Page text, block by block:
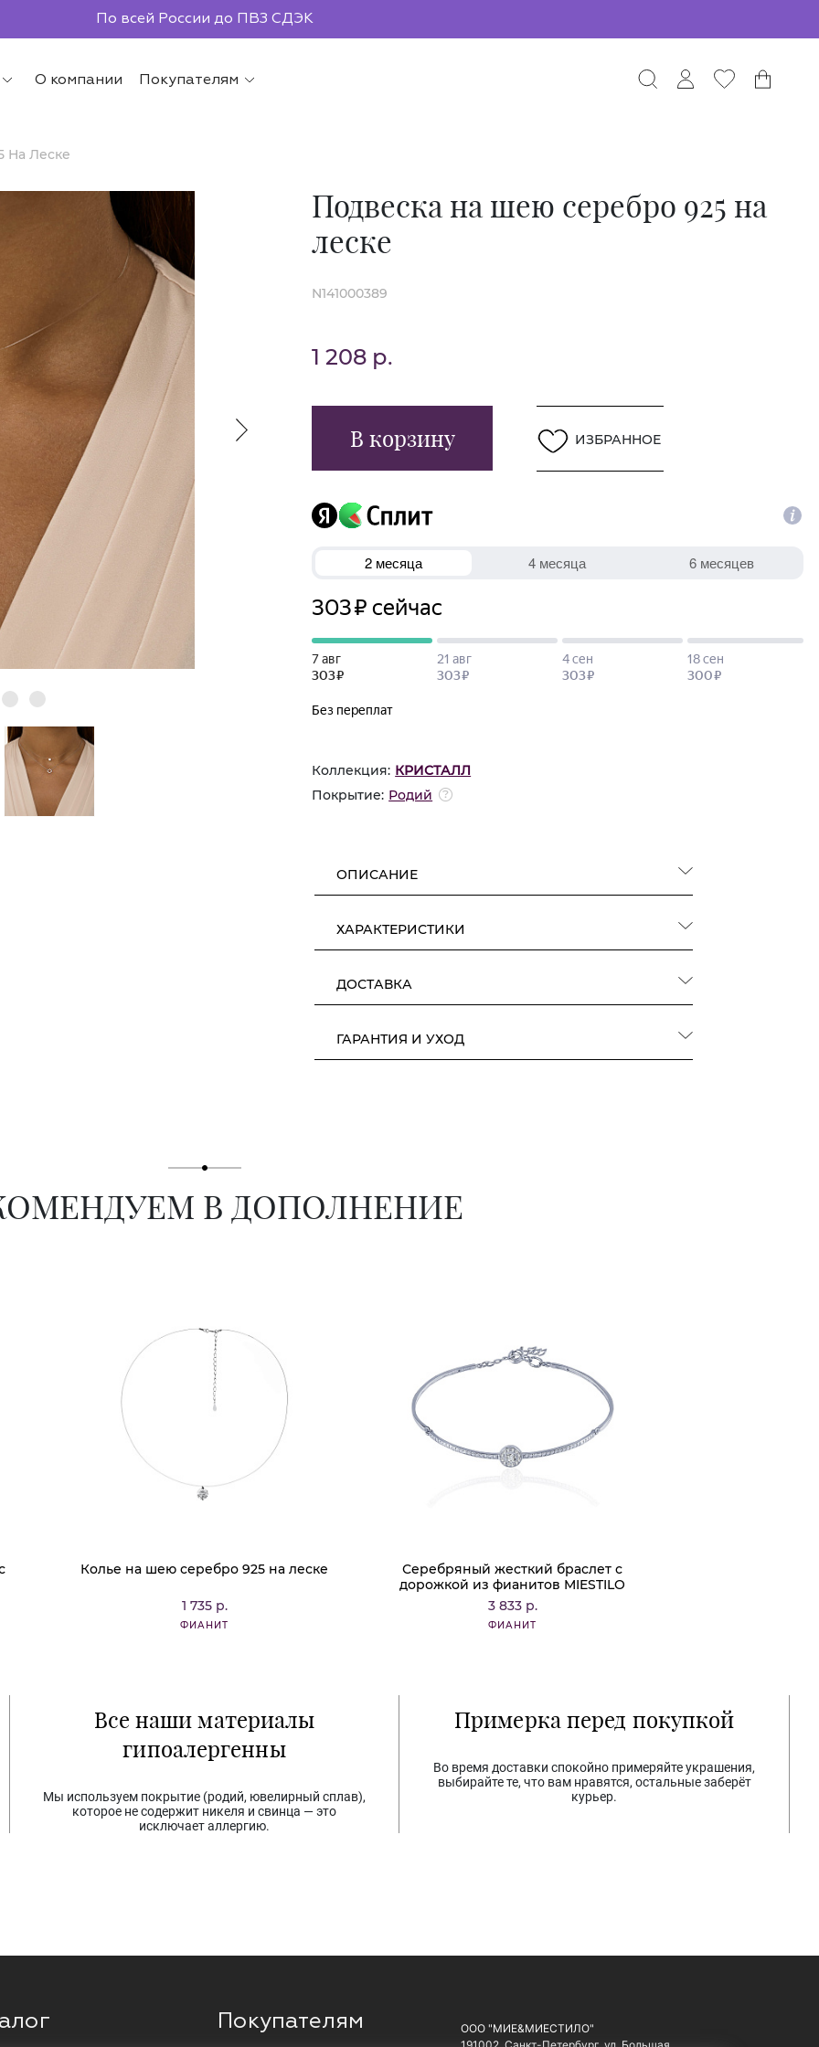
По всей России до ПВЗ СДЭК
О компании Покупателям
На Леске
Подвеска на шею серебро 925 на
леске
N141000389
1 208 р.
В корзину ИЗБРАННОЕ
Коллекция: КРИСТАЛЛ
Покрытие: Родий
ОПИСАНИЕ
ХАРАКТЕРИСТИКИ
ДОСТАВКА
ГАРАНТИЯ И УХОД
В ДОПОЛНЕНИЕ
Колье на шею серебро 925 на леске
1 735 р.
ФИАНИТ
Серебряный жесткий браслет с
дорожкой из фианитов MIESTILO
3 833 р.
ФИАНИТ
Все наши материалы
гипоалергенны
Мы используем покрытие (родий, ювелирный сплав),
которое не содержит никеля и свинца — это
исключает аллергию.
Примерка перед покупкой
Во время доставки спокойно примеряйте украшения,
выбирайте те, что вам нравятся, остальные заберёт
курьер.
Покупателям
ООО "МИЕ&МИЕСТИЛО"